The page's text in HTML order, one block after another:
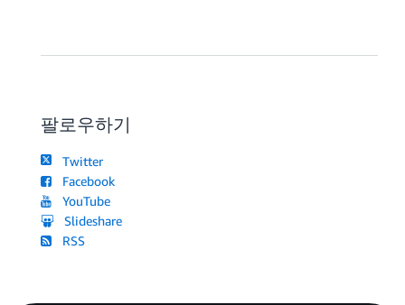
팔로우하기
Twitter
Facebook
YouTube
Slideshare
RSS